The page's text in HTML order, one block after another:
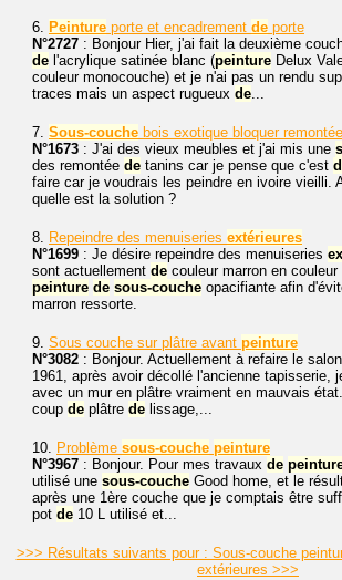
6. Peinture porte et encadrement de porte
N°2727 : Bonjour Hier, j'ai fait la deuxième
de l'acrylique satinée blanc (peinture Delux
couleur monocouche) et je n'ai pas un rendu
traces mais un aspect rugueux de...
7. Sous-couche bois exotique bloquer
N°1673 : J'ai des vieux meubles et j'ai mis une
des remontée de tanins car je pense que c'est
faire car je voudrais les peindre en ivoire vieilli.
quelle est la solution ?
8. Repeindre des menuiseries extérieures
N°1699 : Je désire repeindre des menuiseries
sont actuellement de couleur marron en
peinture de sous-couche opacifiante afin
marron ressorte.
9. Sous couche sur plâtre avant peinture
N°3082 : Bonjour. Actuellement à refaire le salon
1961, après avoir décollé l'ancienne tapisserie,
avec un mur en plâtre vraiment en mauvais
coup de plâtre de lissage,...
10. Problème sous-couche peinture
N°3967 : Bonjour. Pour mes travaux de
utilisé une sous-couche Good home, et le
après une 1ère couche que je comptais être
pot de 10 L utilisé et...
>>> Résultats suivants pour : Sous-couche
extérieures >>>